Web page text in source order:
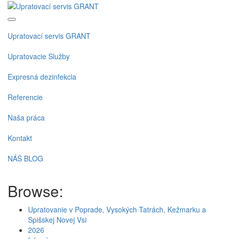
Skip
Upratovací servis GRANT
Upratovacie Služby
Expresná dezinfekcia
Referencie
Naša práca
Kontakt
NÁŠ BLOG
Browse:
Upratovanie v Poprade, Vysokých Tatrách, Kežmarku a
Spišskej Novej Vsi
2026